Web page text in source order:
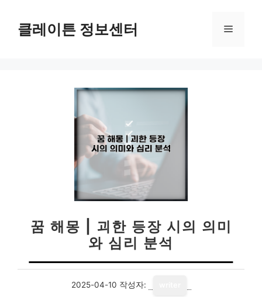
클레이튼 정보센터 메
꿈 해몽 | 괴한 등장 시의 의미
와 심리 분석
2025-04-10 작성자: